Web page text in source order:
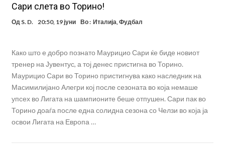
Сари слета во Торино!
Од S. D. 20:50, 19 јуни Во : Италија Фудбал
Како што е добро познато Маурицио Сари ќе биде новиот
тренер на Јувентус, а тој денес пристигна во Торино.
Маурицио Сари во Торино пристигнува како наследник на
Масимилијано Алегри кој после сезоната во која немаше
упсех во Лигата на шампионите беше отпушен. Сари пак во
Торино доаѓа после една солидна сезона со Челзи во која ја
освои Лигата на Европа …